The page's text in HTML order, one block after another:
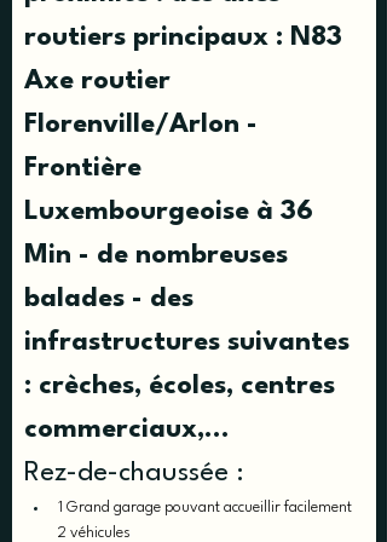
routiers principaux : N83
Axe routier
Florenville/Arlon -
Frontière
Luxembourgeoise à 36
Min - de nombreuses
balades - des
infrastructures suivantes
: crèches, écoles, centres
commerciaux,…
​Rez-de-chaussée :
1 Grand garage pouvant accueillir facilement
2 véhicules